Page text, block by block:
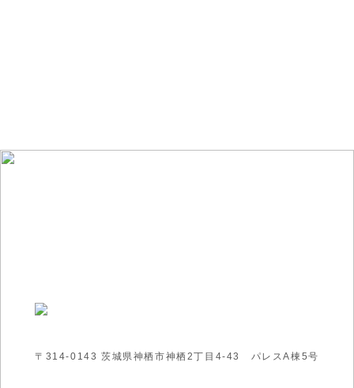
〒314-0143 茨城県神栖市神栖2丁目4-43 パレスA棟5号